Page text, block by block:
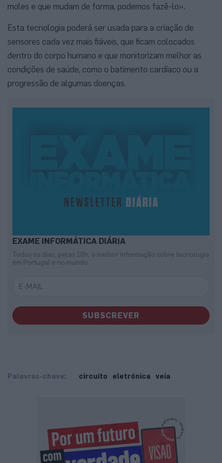
moles e que mudam de forma, podemos fazê-lo».
Esta tecnologia poderá ser usada para a criação de
sensores cada vez mais fiáveis, que ficam colocados
dentro do corpo humano e que monitorizam melhor as
condições de saúde, como o batimento cardíaco ou a
progressão de algumas doenças.
EXAME INFORMÁTICA DIÁRIA
Todos os dias, pelas 18h, a melhor informação sobre tecnologia
em Portugal e no mundo
SUBSCREVER
Palavras-chave: circuito eletrónica veia